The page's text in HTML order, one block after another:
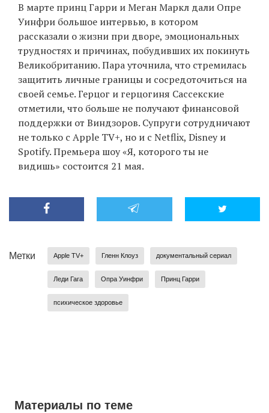
В марте принц Гарри и Меган Маркл дали Опре
Уинфри большое интервью, в котором
рассказали о жизни при дворе, эмоциональных
трудностях и причинах, побудивших их покинуть
Великобританию. Пара уточнила, что стремилась
защитить личные границы и сосредоточиться на
своей семье. Герцог и герцогиня Сассекские
отметили, что больше не получают финансовой
поддержки от Виндзоров. Супруги сотрудничают
не только с Apple TV+, но и с Netflix, Disney и
Spotify. Премьера шоу «Я, которого ты не
видишь» состоится 21 мая.
Метки Apple TV+ Гленн Клоуз документальный сериал
Леди Гага Опра Уинфри Принц Гарри
психическое здоровье
Материалы по теме